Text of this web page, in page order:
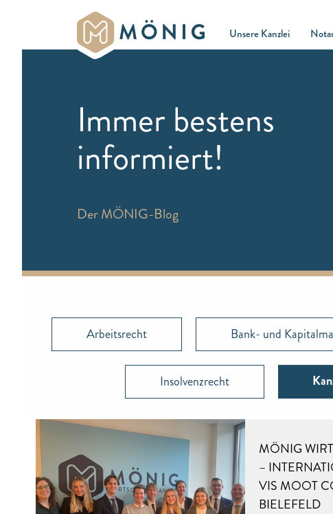
Unsere Kanzlei
Immer bestens
informiert!
Der MÖNIG-Blog
Arbeitsrecht Bank- und
Insolvenzrecht
MÖNIG
–
VIS MOOT
BIELEFELD